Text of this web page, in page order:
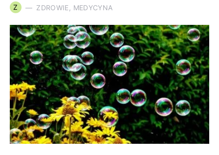
Z ZDROWIE, MEDYCYNA